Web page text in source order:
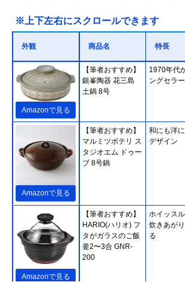
※上下左右にスクロールできます
外観 商品名 特長
Amazonで見る
【筆者おすすめ】
銀峯陶器 花三島
土鍋 8号
1970年代
ングセラ
Amazonで見る
【筆者おすすめ】
マルミツポテリ ス
タジオエム ドゥー
ブ 8号鍋
和にも洋
デザイン
Amazonで見る
【筆者おすすめ】
HARIO(ハリオ) フ
タがガラスのご飯
釜2〜3合 GNR-
200
ホイッス
炊きあが
る